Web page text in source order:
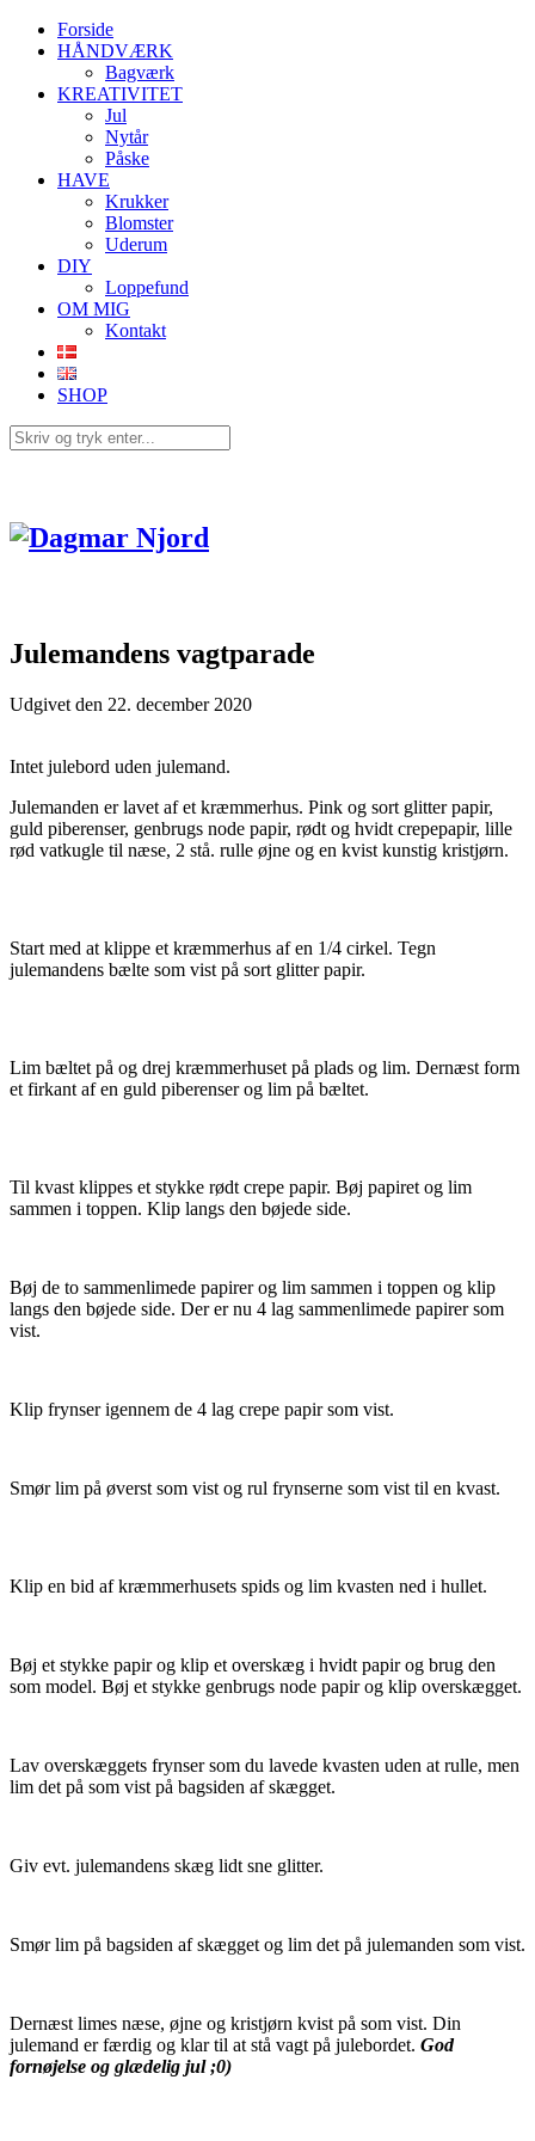
Forside
HÅNDVÆRK
Bagværk
KREATIVITET
Jul
Nytår
Påske
HAVE
Krukker
Blomster
Uderum
DIY
Loppefund
OM MIG
Kontakt
SHOP
Julemandens vagtparade
Udgivet den 22. december 2020
Intet julebord uden julemand.
Julemanden er lavet af et kræmmerhus. Pink og sort glitter papir,
guld piberenser, genbrugs node papir, rødt og hvidt crepepapir, lille
rød vatkugle til næse, 2 stå. rulle øjne og en kvist kunstig kristjørn.
Start med at klippe et kræmmerhus af en 1/4 cirkel. Tegn
julemandens bælte som vist på sort glitter papir.
Lim bæltet på og drej kræmmerhuset på plads og lim. Dernæst form
et firkant af en guld piberenser og lim på bæltet.
Til kvast klippes et stykke rødt crepe papir. Bøj papiret og lim
sammen i toppen. Klip langs den bøjede side.
Bøj de to sammenlimede papirer og lim sammen i toppen og klip
langs den bøjede side. Der er nu 4 lag sammenlimede papirer som
vist.
Klip frynser igennem de 4 lag crepe papir som vist.
Smør lim på øverst som vist og rul frynserne som vist til en kvast.
Klip en bid af kræmmerhusets spids og lim kvasten ned i hullet.
Bøj et stykke papir og klip et overskæg i hvidt papir og brug den
som model. Bøj et stykke genbrugs node papir og klip overskægget.
Lav overskæggets frynser som du lavede kvasten uden at rulle, men
lim det på som vist på bagsiden af skægget.
Giv evt. julemandens skæg lidt sne glitter.
Smør lim på bagsiden af skægget og lim det på julemanden som vist.
Dernæst limes næse, øjne og kristjørn kvist på som vist. Din
julemand er færdig og klar til at stå vagt på julebordet. God
fornøjelse og glædelig jul ;0)